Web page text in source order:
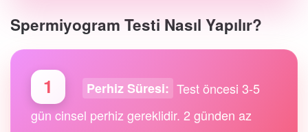
Spermiyogram Testi Nasıl Yapılır?
1 Perhiz Süresi: Test öncesi 3-5
gün cinsel perhiz gereklidir. 2 günden az